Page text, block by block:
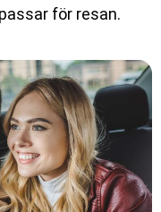
för resan.